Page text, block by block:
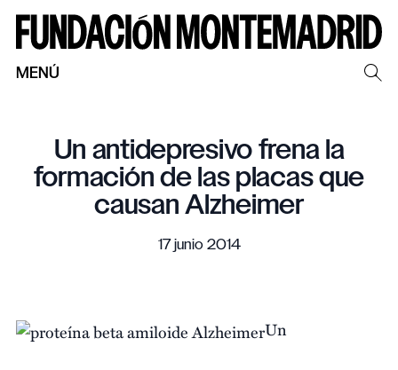
MENÚ
Un antidepresivo frena la
formación de las placas que
causan Alzheimer
17 junio 2014
Un